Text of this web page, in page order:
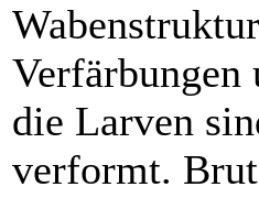
Verfärbungen
die Larven
verformt.